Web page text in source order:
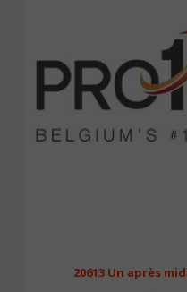
20613 Un après